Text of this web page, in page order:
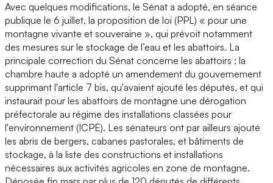
Avec quelques modifications, le Sénat a adopté, en séance
publique le 6 juillet, la proposition de loi (PPL) « pour une
montagne vivante et souveraine », qui prévoit notamment
des mesures sur le stockage de l’eau et les abattoirs. La
principale correction du Sénat concerne les abattoirs ; la
chambre haute a adopté un amendement du gouvernement
supprimant l'article 7 bis, qu'avaient ajouté les députés, et qui
instaurait pour les abattoirs de montagne une dérogation
préfectorale au régime des installations classées pour
l'environnement (ICPE). Les sénateurs ont par ailleurs ajouté
les abris de bergers, cabanes pastorales, et bâtiments de
stockage, à la liste des constructions et installations
nécessaires aux activités agricoles en zone de montagne.